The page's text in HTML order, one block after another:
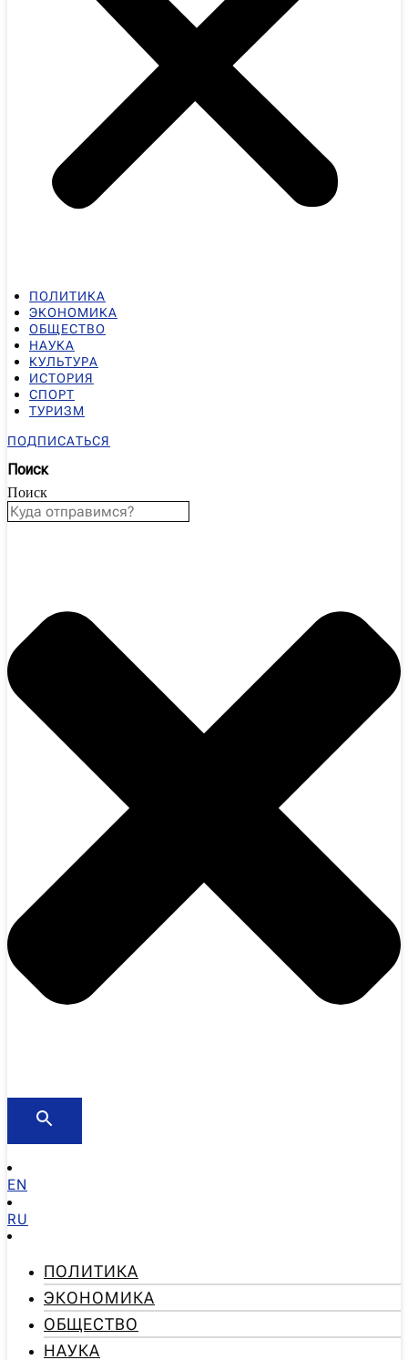
ПОЛИТИКА
ЭКОНОМИКА
ОБЩЕСТВО
НАУКА
КУЛЬТУРА
ИСТОРИЯ
СПОРТ
ТУРИЗМ
ПОДПИСАТЬСЯ
Поиск
Поиск
EN
RU
ПОЛИТИКА
ЭКОНОМИКА
ОБЩЕСТВО
НАУКА